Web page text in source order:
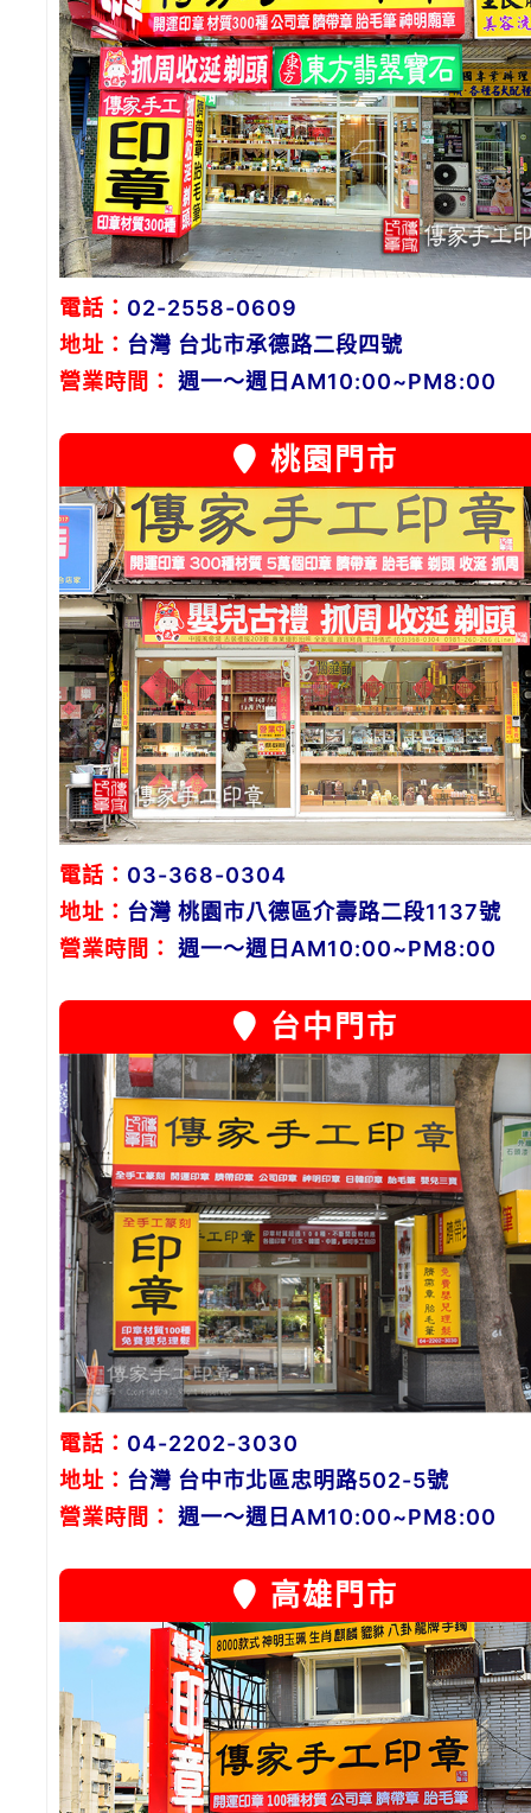
電話： 02-2558-0609
地址： 台灣 台北市承德路二段四號
營業時間：
週一～週日AM10:00~PM8:00
桃園門市
電話： 03-368-0304
地址： 台灣 桃園市八德區介壽路二段1137號
營業時間：
週一～週日AM10:00~PM8:00
台中門市
電話： 04-2202-3030
地址： 台灣 台中市北區忠明路502-5號
營業時間：
週一～週日AM10:00~PM8:00
高雄門市